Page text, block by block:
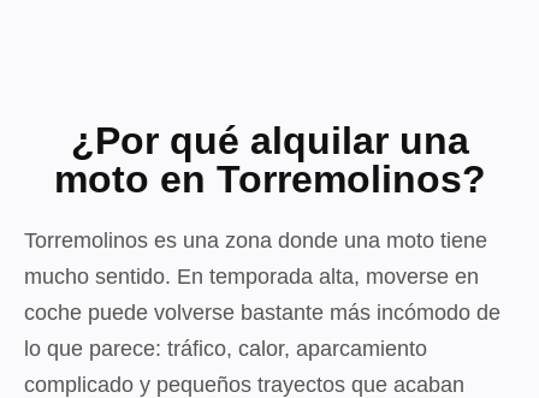
¿Por qué alquilar una
moto en Torremolinos?
Torremolinos es una zona donde una moto tiene
mucho sentido. En temporada alta, moverse en
coche puede volverse bastante más incómodo de
lo que parece: tráfico, calor, aparcamiento
complicado y pequeños trayectos que acaban